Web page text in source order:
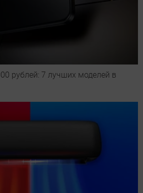
рублей: 7 лучших моделей в